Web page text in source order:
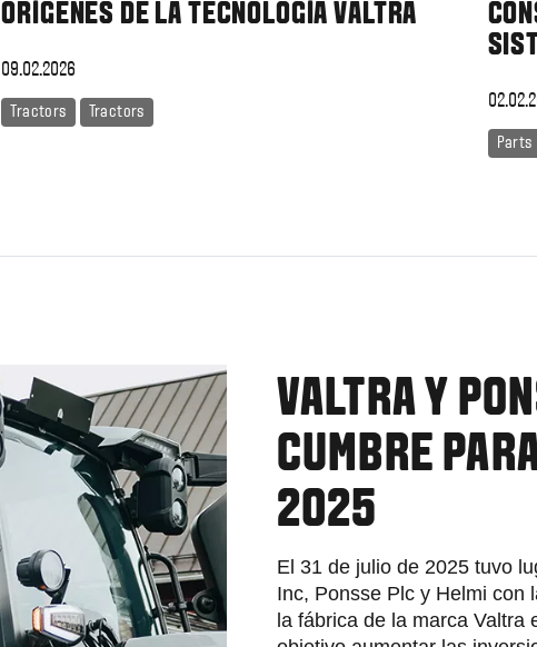
ORÍGENES DE LA TECNOLOGÍA VALTRA
09.02.2026
Tractors Tractors
Parts
VALTRA Y
CUMBRE
2025
El 31 de julio de 2025 tuvo
Inc, Ponsse Plc y Helmi con
la fábrica de la marca Valtra